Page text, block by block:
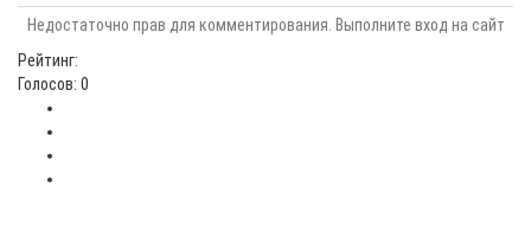
Недостаточно прав для комментирования. Выполните вход на сайт
Рейтинг:
Голосов: 0